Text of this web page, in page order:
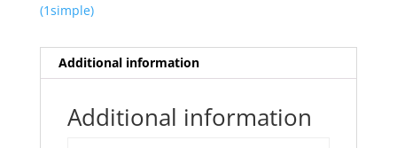
(1simple)
Additional information
Additional information